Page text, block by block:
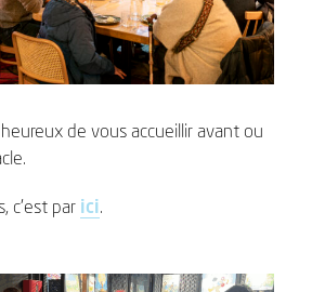
de vous accueillir avant ou
c’est par ici.